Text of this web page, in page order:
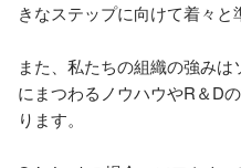
きなステップに向けて着々と
また、私たちの組織の強み
にまつわるノウハウやR＆D
ります。